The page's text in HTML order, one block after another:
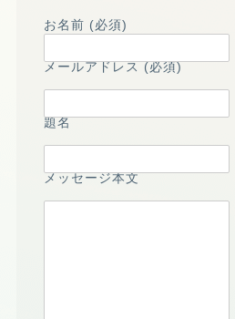
お名前 (必須)
メールアドレス (必須)
題名
メッセージ本文